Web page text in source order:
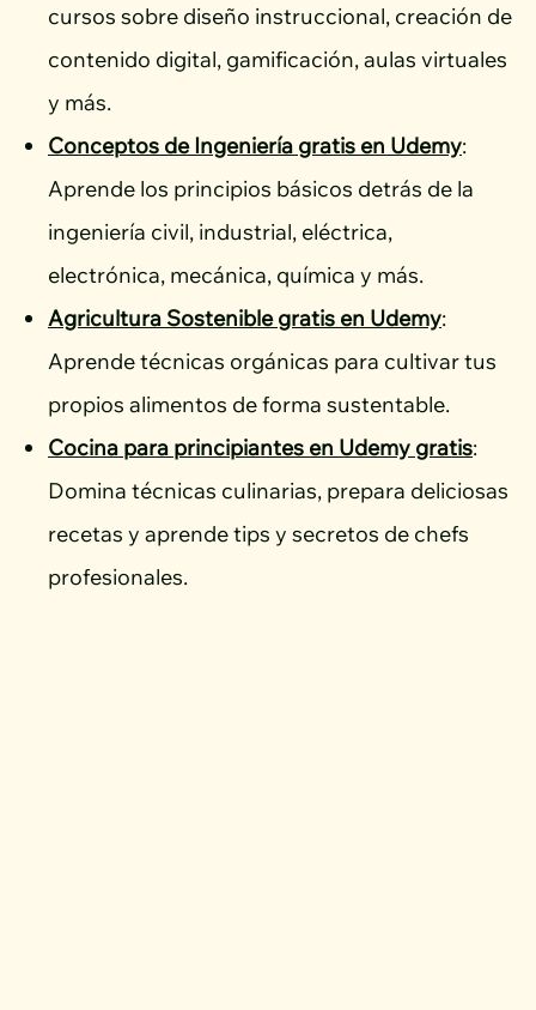
cursos sobre diseño instruccional, creación de
contenido digital, gamificación, aulas virtuales
y más.
Conceptos de Ingeniería gratis en Udemy:
Aprende los principios básicos detrás de la
ingeniería civil, industrial, eléctrica,
electrónica, mecánica, química y más.
Agricultura Sostenible gratis en Udemy:
Aprende técnicas orgánicas para cultivar tus
propios alimentos de forma sustentable.
Cocina para principiantes en Udemy gratis:
Domina técnicas culinarias, prepara deliciosas
recetas y aprende tips y secretos de chefs
profesionales.